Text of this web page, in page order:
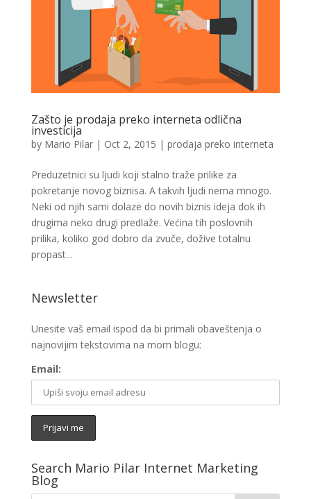
Zašto je prodaja preko interneta odlična
investicija
by Mario Pilar| Oct 2, 2015 | prodaja preko interneta
Preduzetnici su ljudi koji stalno traže prilike za
pokretanje novog biznisa. A takvih ljudi nema mnogo.
Neki od njih sami dolaze do novih biznis ideja dok ih
drugima neko drugi predlaže. Većina tih poslovnih
prilika, koliko god dobro da zvuče, dožive totalnu
propast...
Newsletter
Unesite vaš email ispod da bi primali obaveštenja o
najnovijim tekstovima na mom blogu:
Email:
Search Mario Pilar Internet Marketing
Blog